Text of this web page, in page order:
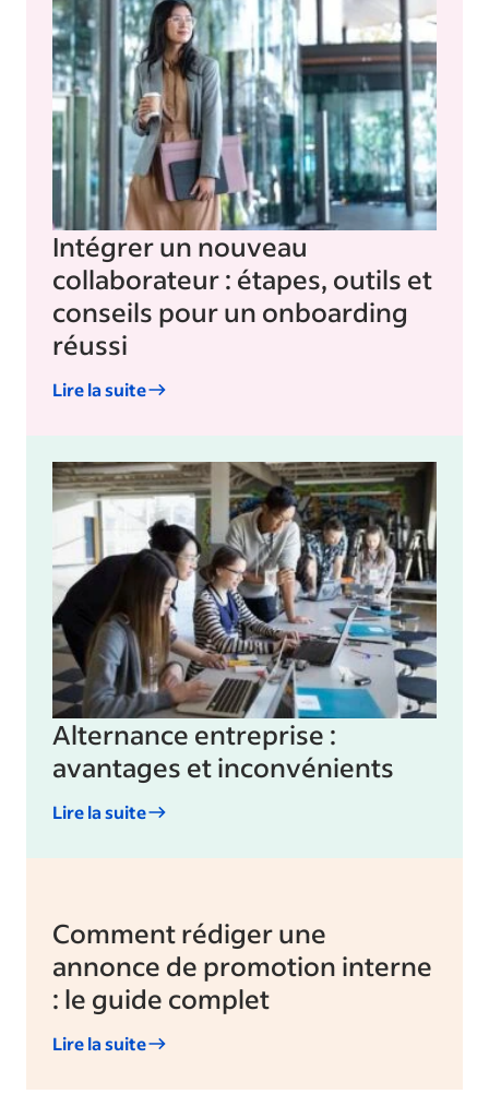
Intégrer un nouveau
collaborateur : étapes, outils et
conseils pour un onboarding
réussi
Lire la suite
Alternance entreprise :
avantages et inconvénients
Lire la suite
Comment rédiger une
annonce de promotion interne
: le guide complet
Lire la suite